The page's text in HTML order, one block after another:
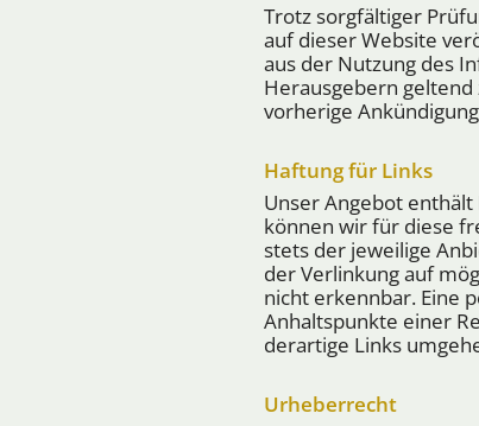
Trotz sorgfältiger
auf dieser Website
aus der Nutzung des
Herausgebern geltend
vorherige
Haftung für Links
Unser Angebot
können wir für diese
stets der jeweilige
der Verlinkung auf
nicht erkennbar. Eine
Anhaltspunkte einer
derartige Links
Urheberrecht